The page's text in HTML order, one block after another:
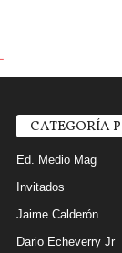
CATEGORÍA
Ed. Medio Mag
Invitados
Jaime Calderón
Dario Echeverry Jr